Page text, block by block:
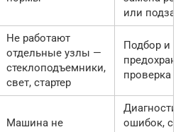
или
Не работают
отдельные узлы —
стеклоподъемники,
свет, стартер
Подбор и
проверка
Машина не
Диагностика
ошибок,